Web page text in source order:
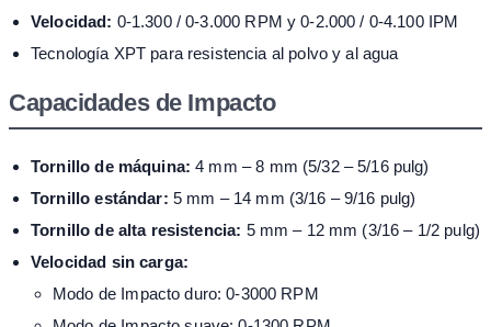
Velocidad: 0-1.300 / 0-3.000 RPM y 0-2.000 / 0-4.100 IPM
Tecnología XPT para resistencia al polvo y al agua
Capacidades de Impacto
Tornillo de máquina: 4 mm – 8 mm (5/32 – 5/16 pulg)
Tornillo estándar: 5 mm – 14 mm (3/16 – 9/16 pulg)
Tornillo de alta resistencia: 5 mm – 12 mm (3/16 – 1/2 pulg)
Velocidad sin carga:
Modo de Impacto duro: 0-3000 RPM